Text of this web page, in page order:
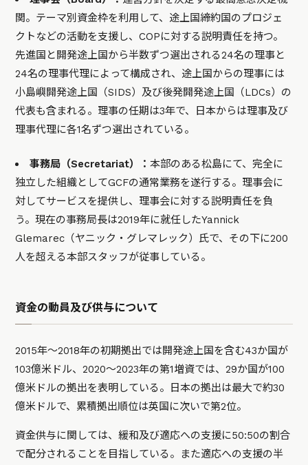
関。テーマ別資金枠を利用して、途上国締約国のプロジェ
クトなどの活動を支援し、COPに対する説明責任を持つ。
先進国と開発途上国から半数ずつ選出される24名の理事と
24名の理事代理によって構成され、途上国からの理事には
小島嶼開発途上国（SIDS）及び後発開発途上国（LDCs）の
代表も含まれる。理事の任期は3年で、日本からは理事及び
理事代理に各1名ずつ選出されている。
事務局（Secretariat）：本部のある松島にて、完全に
独立した組織としてGCFの通常業務を遂行する。理事会に
対してサービスを提供し、理事会に対する説明責任を負
う。現在の事務局長は2019年に就任したYannick
Glemarec（ヤニック・グレマレック）氏で、その下に200
人を超える本部スタッフが従事している。
資金の動員及び供与について
2015年〜2018年の初期拠出では開発途上国を含む43か国が
103億米ドル、2020〜2023年の第1増資では、29か国が100
億米ドルの拠出を表明している。日本の拠出は最大で約30
億米ドルで、累積拠出順位は英国に次いで第2位。
資金供与に関しては、緩和及び適応への支援に50:50の割合
で配分されることを目指している。また適応への支援の半